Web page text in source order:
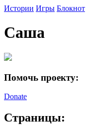
Истории Игры Блокнот
Саша
Помочь проекту:
Donate
Страницы: